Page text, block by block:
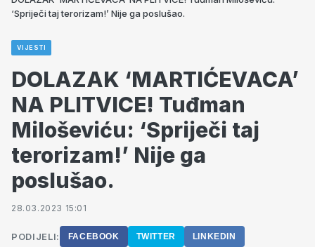
‘Spriječi taj terorizam!’ Nije ga poslušao.
VIJESTI
DOLAZAK ‘MARTIĆEVACA’
NA PLITVICE! Tuđman
Miloševiću: ‘Spriječi taj
terorizam!’ Nije ga
poslušao.
28.03.2023 15:01
PODIJELI: FACEBOOK TWITTER LINKEDIN